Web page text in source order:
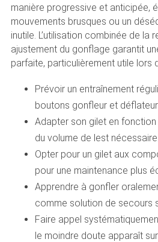
manière progressive et anticipée,
mouvements brusques ou un
inutile. L’utilisation combinée de la
ajustement du gonflage garantit
parfaite, particulièrement utile lors
Prévoir un entraînement
boutons gonfleur et
Adapter son gilet en
du volume de lest nécessaire.
Opter pour un gilet aux
pour une maintenance plus
Apprendre à gonfler
comme solution de secours
Faire appel
le moindre doute apparaît